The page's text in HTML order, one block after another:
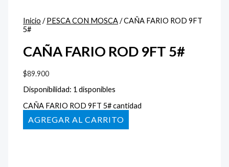
Inicio /PESCA CON MOSCA/ CAÑA FARIO ROD 9FT
5#
CAÑA FARIO ROD 9FT 5#
$89.900
Disponibilidad: 1 disponibles
CAÑA FARIO ROD 9FT 5# cantidad
AÑADIR AL CARRITO